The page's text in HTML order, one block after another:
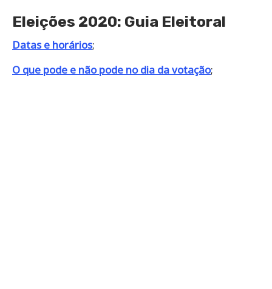
Eleições 2020: Guia Eleitoral
Datas e horários;
O que pode e não pode no dia da votação;